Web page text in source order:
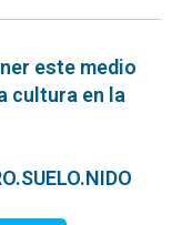
este medio
cultura en la